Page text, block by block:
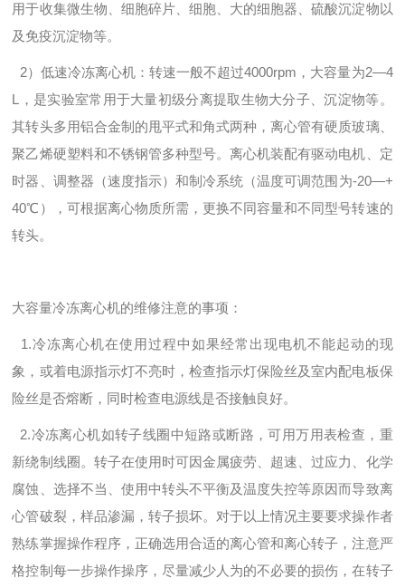
用于收集微生物、细胞碎片、细胞、大的细胞器、硫酸沉淀物以
及免疫沉淀物等。
2）低速冷冻离心机：转速一般不超过4000rpm，大容量为2—4
L，是实验室常用于大量初级分离提取生物大分子、沉淀物等。
其转头多用铝合金制的甩平式和角式两种，离心管有硬质玻璃、
聚乙烯硬塑料和不锈钢管多种型号。离心机装配有驱动电机、定
时器、调整器（速度指示）和制冷系统（温度可调范围为-20—+
40℃），可根据离心物质所需，更换不同容量和不同型号转速的
转头。
大容量冷冻离心机的维修注意的事项：
1.冷冻离心机在使用过程中如果经常出现电机不能起动的现
象，或着电源指示灯不亮时，检查指示灯保险丝及室内配电板保
险丝是否熔断，同时检查电源线是否接触良好。
2.冷冻离心机如转子线圈中短路或断路，可用万用表检查，重
新绕制线圈。转子在使用时可因金属疲劳、超速、过应力、化学
腐蚀、选择不当、使用中转头不平衡及温度失控等原因而导致离
心管破裂，样品渗漏，转子损坏。对于以上情况主要要求操作者
熟练掌握操作程序，正确选用合适的离心管和离心转子，注意严
格控制每一步操作操序，尽量减少人为的不必要的损伤，在转子